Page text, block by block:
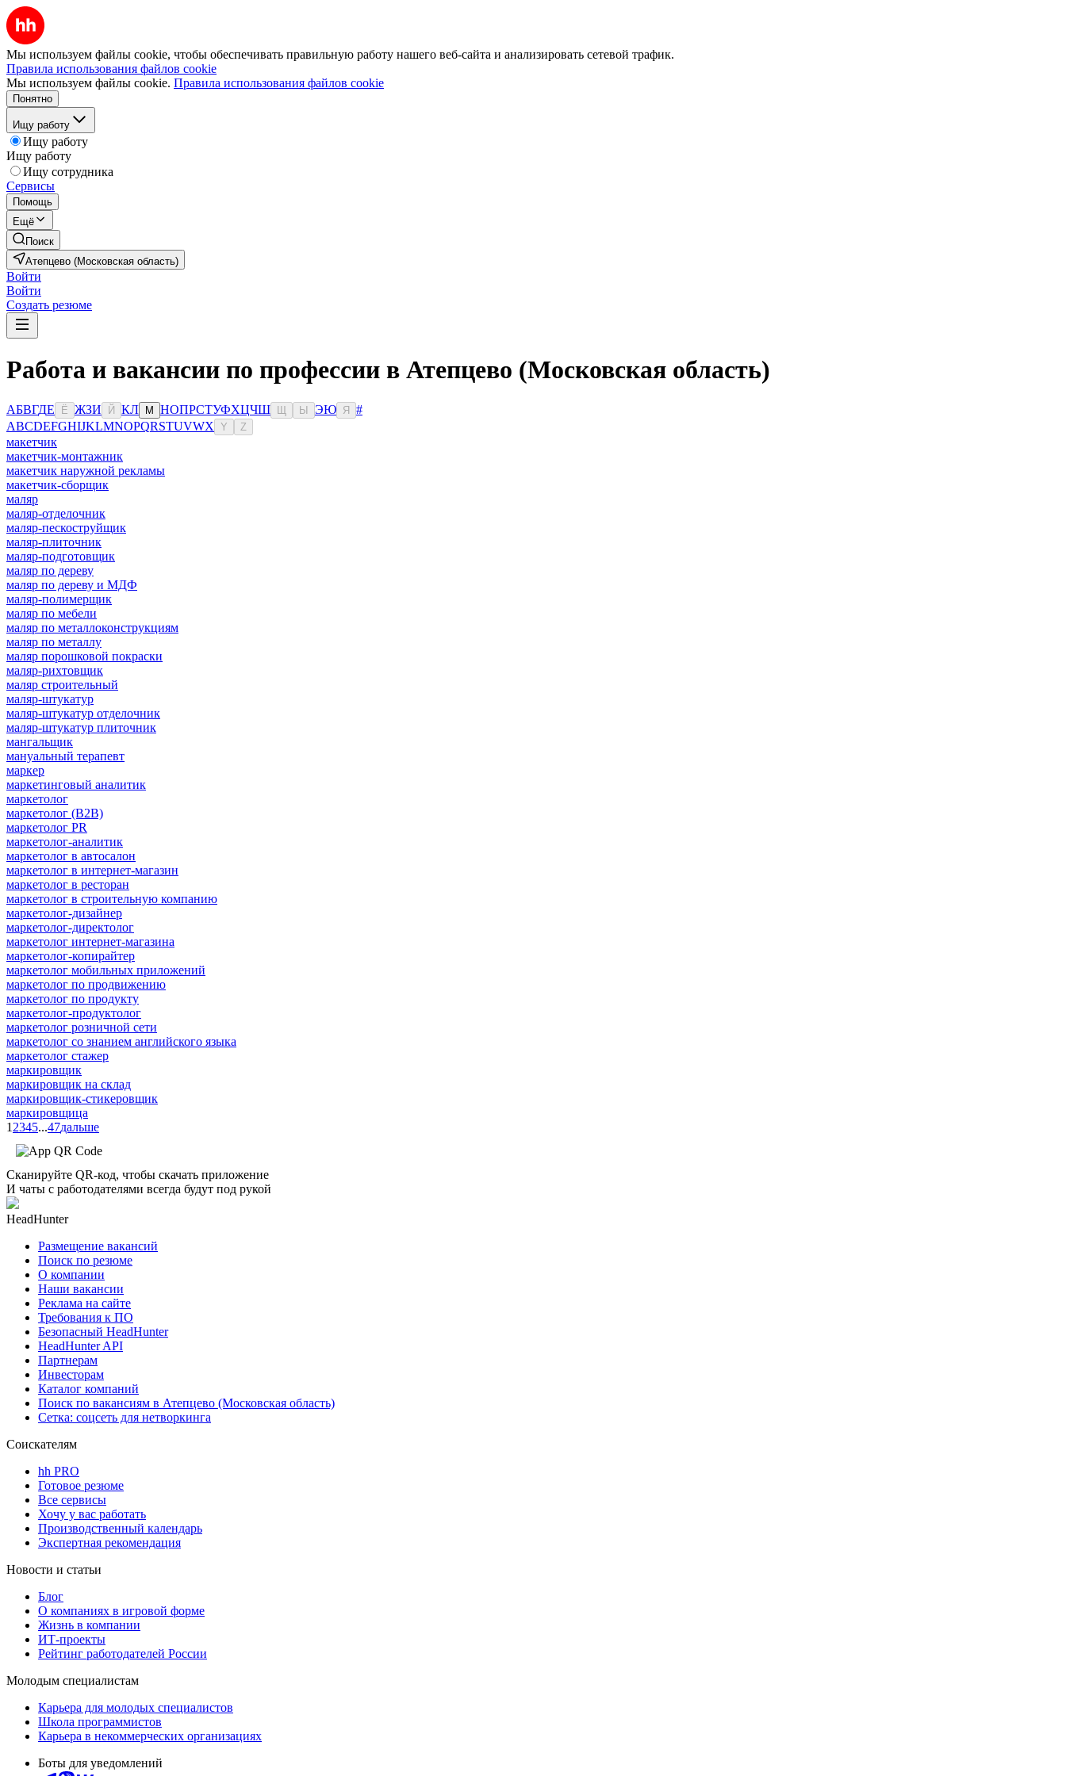
Мы используем файлы cookie, чтобы обеспечивать правильную работу нашего веб-сайта и анализировать сетевой трафик.
Правила использования файлов cookie
Мы используем файлы cookie. Правила использования файлов cookie
Понятно
Ищу работу
Ищу работу
Ищу работу
Ищу сотрудника
Сервисы
Помощь
Ещё
Поиск
Атепцево (Московская область)
Войти
Войти
Создать резюме
Работа и вакансии по профессии в Атепцево (Московская область)
АБВГДЕ Ё ЖЗИ Й КЛ М НОПРСТУФХЦЧШ Ы ЭЮ Я
#
ABCDEFGHIJKLMNOPQRSTUVWX Y Z
макетчик
макетчик-монтажник
макетчик наружной рекламы
макетчик-сборщик
маляр
маляр-отделочник
маляр-пескоструйщик
маляр-плиточник
маляр-подготовщик
маляр по дереву
маляр по дереву и МДФ
маляр-полимерщик
маляр по мебели
маляр по металлоконструкциям
маляр по металлу
маляр порошковой покраски
маляр-рихтовщик
маляр строительный
маляр-штукатур
маляр-штукатур отделочник
маляр-штукатур плиточник
мангальщик
мануальный терапевт
маркер
маркетинговый аналитик
маркетолог
маркетолог (B2B)
маркетолог PR
маркетолог-аналитик
маркетолог в автосалон
маркетолог в интернет-магазин
маркетолог в ресторан
маркетолог в строительную компанию
маркетолог-дизайнер
маркетолог-директолог
маркетолог интернет-магазина
маркетолог-копирайтер
маркетолог мобильных приложений
маркетолог по продвижению
маркетолог по продукту
маркетолог-продуктолог
маркетолог розничной сети
маркетолог со знанием английского языка
маркетолог стажер
маркировщик
маркировщик на склад
маркировщик-стикеровщик
маркировщица
1 2345...47дальше
Сканируйте QR-код, чтобы скачать приложение
И чаты с работодателями всегда будут под рукой
HeadHunter
Размещение вакансий
Поиск по резюме
О компании
Наши вакансии
Реклама на сайте
Требования к ПО
Безопасный HeadHunter
HeadHunter API
Партнерам
Инвесторам
Каталог компаний
Поиск по вакансиям в Атепцево (Московская область)
Сетка: соцсеть для нетворкинга
Соискателям
hh PRO
Готовое резюме
Все сервисы
Хочу у вас работать
Производственный календарь
Экспертная рекомендация
Новости и статьи
Блог
О компаниях в игровой форме
Жизнь в компании
ИТ-проекты
Рейтинг работодателей России
Молодым специалистам
Карьера для молодых специалистов
Школа программистов
Карьера в некоммерческих организациях
Боты для уведомлений